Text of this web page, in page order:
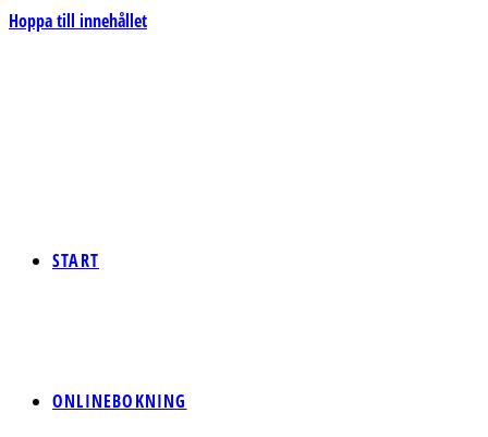
Hoppa till innehållet
START
ONLINEBOKNING